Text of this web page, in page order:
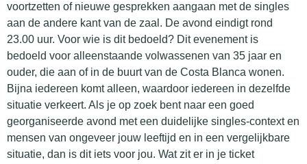
voortzetten of nieuwe gesprekken aangaan met de singles
aan de andere kant van de zaal. De avond eindigt rond
23.00 uur. Voor wie is dit bedoeld? Dit evenement is
bedoeld voor alleenstaande volwassenen van 35 jaar en
ouder, die aan of in de buurt van de Costa Blanca wonen.
Bijna iedereen komt alleen, waardoor iedereen in dezelfde
situatie verkeert. Als je op zoek bent naar een goed
georganiseerde avond met een duidelijke singles-context en
mensen van ongeveer jouw leeftijd en in een vergelijkbare
situatie, dan is dit iets voor jou. Wat zit er in je ticket